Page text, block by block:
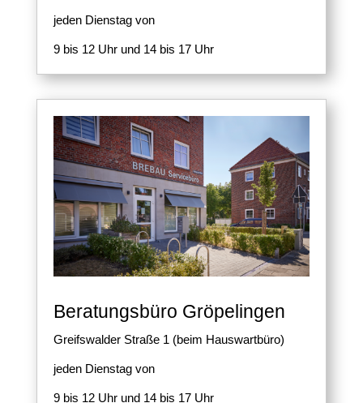
jeden Dienstag von
9 bis 12 Uhr und 14 bis 17 Uhr
Beratungsbüro Gröpelingen
Greifswalder Straße 1 (beim Hauswartbüro)
jeden Dienstag von
9 bis 12 Uhr und 14 bis 17 Uhr